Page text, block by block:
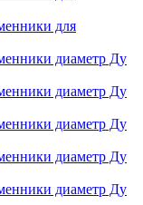
для
диаметр Ду
диаметр Ду
диаметр Ду
диаметр Ду
диаметр Ду